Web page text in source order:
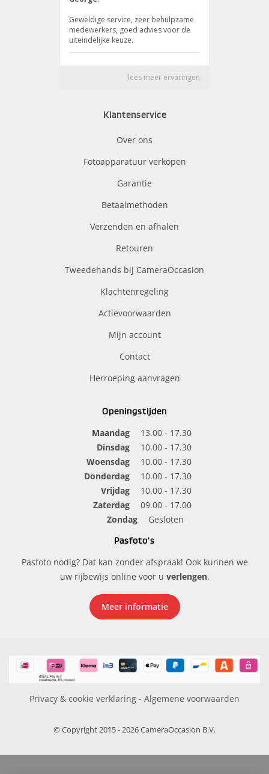
Klantenservice
Over ons
Fotoapparatuur verkopen
Garantie
Betaalmethoden
Verzenden en afhalen
Retouren
Tweedehands bij CameraOccasion
Klachtenregeling
Actievoorwaarden
Mijn account
Contact
Herroeping aanvragen
Openingstijden
Maandag
13.00 - 17.30
Dinsdag
10.00 - 17.30
Woensdag
10.00 - 17.30
Donderdag
10.00 - 17.30
Vrijdag
10.00 - 17.30
Zaterdag
09.00 - 17.00
Zondag
Gesloten
Pasfoto's
Pasfoto nodig? Dat kan zonder afspraak! Ook kunnen we
uw rijbewijs online voor u verlengen.
Meer informatie
Privacy & cookie verklaring - Algemene voorwaarden
© Copyright 2015 - 2026 CameraOccasion B.V.